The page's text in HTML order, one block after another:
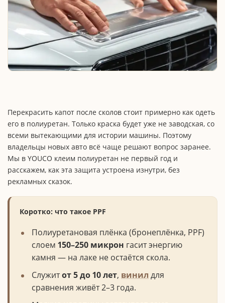
Перекрасить капот после сколов стоит примерно как одеть
его в полиуретан. Только краска будет уже не заводская, со
всеми вытекающими для истории машины. Поэтому
владельцы новых авто всё чаще решают вопрос заранее.
Мы в YOUCO клеим полиуретан не первый год и
расскажем, как эта защита устроена изнутри, без
рекламных сказок.
Коротко: что такое PPF
Полиуретановая плёнка (бронеплёнка, PPF)
слоем 150–250 микрон гасит энергию
камня — на лаке не остаётся скола.
Служитот 5 до 10 лет, винил для
сравнения живёт 2–3 года.